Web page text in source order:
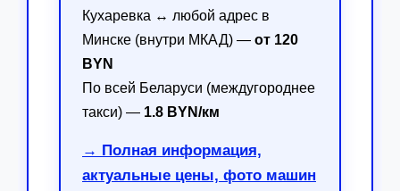
Кухаревка ↔ любой адрес в
Минске (внутри МКАД) — от 120
BYN
По всей Беларуси (междугороднее
такси) — 1.8 BYN/км
→ Полная информация,
актуальные цены, фото машин